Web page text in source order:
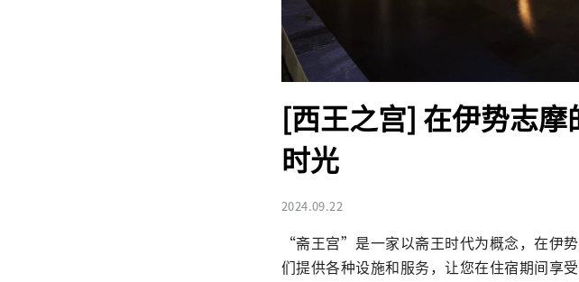
[西王之宫] 在伊势志
时光
2024.09.22
“斋王宫”是一家以斋王时代为概念，在伊
们提供各种设施和服务，让您在住宿期间享受